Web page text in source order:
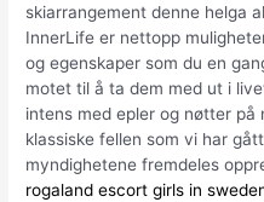
skiarrangement denne helga
InnerLife er nettopp
og egenskaper som du en
motet til å ta dem med ut i
intens med epler og nøtter på
klassiske fellen som vi har
myndighetene fremdeles
rogaland escort girls in